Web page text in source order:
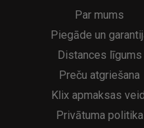
21.95€
Par mums
Piegāde un
Distances līgums
Preču atgriešana
Klix apmaksas
Privātuma politika